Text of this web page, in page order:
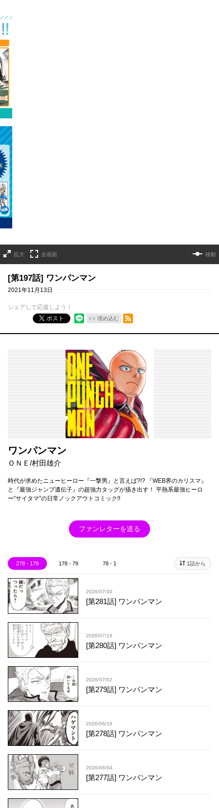
拡大 全画面 移動
[第197話] ワンパンマン
2021年11月13日
シェアして応援しよう！
ポスト
埋め込む
RSSフィード
ワンパンマン
ＯＮＥ/村田雄介
時代が求めたニューヒーロー『一撃男』と言えば?!? 『WEB界のカリスマ』
と『最強ジャンプ遺伝子』の超強力タッグが描き出す！ 平熱系最強ヒーロ
ー“サイタマ”の日常ノックアウトコミック!!
ファンレターを送る
278 - 179 178 - 79 78 - 1 1話から
2026/07/30
[第281話] ワンパンマン
2026/07/16
[第280話] ワンパンマン
2026/07/02
[第279話] ワンパンマン
2026/06/18
[第278話] ワンパンマン
2026/06/04
[第277話] ワンパンマン